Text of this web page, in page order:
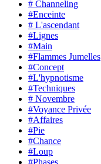
# Channeling
#Enceinte
# L'ascendant
#Lignes
#Main
#Flammes Jumelles
#Concept
#L'hypnotisme
#Techniques
# Novembre
#Voyance Privée
#Affaires
#Pie
#Chance
#Loup
#Phases